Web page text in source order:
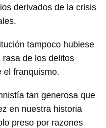
derivados de la crisis
tampoco hubiese
de los delitos
el franquismo.
tan generosa que
en nuestra historia
preso por razones